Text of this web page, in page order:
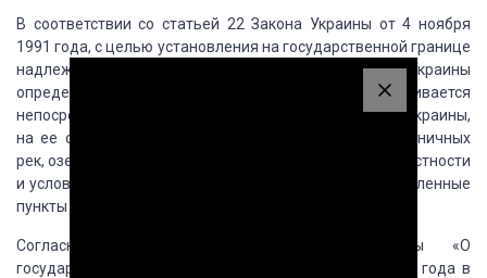
В соответствии со статьей 22 Закона Украины от 4 ноября
1991 года, с целью установления на государственной границе
надлежащего порядка Кабинетом Министров Украины
определяется пограничная
полоса устанавливается
непосредственно вдоль государственной границы Украины,
на ее сухопутных участках или вдоль берегов пограничных
рек, озер и других водоемов
с учетом особенностей местности
и условий.
пограничную полосу не включаются населенные
пункты и места массового отдыха населения.
Согласно новой редакции
Закона Украины «О
государственной границе Украины» от 18 июня 1996 года в